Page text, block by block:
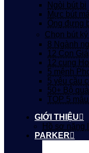
Ngòi bút bi
Mực bút
Ống đựng
Chọn bút
8 Ngành
12 Con
12 cung
5 mệnh
5 yêu cầu
50+ Bộ
TOP 5
GIỚI THIỆU
Hồ sơ năng
PARKER